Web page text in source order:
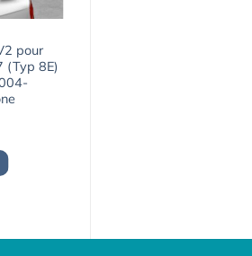
pour
(Typ 8E)
: